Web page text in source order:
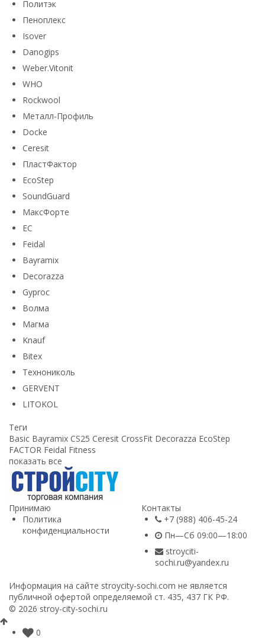
Политэк
Пеноплекс
Isover
Danogips
Weber.Vitonit
WHO
Rockwool
Металл-Профиль
Docke
Ceresit
ПластФактор
EcoStep
SoundGuard
МаксФорте
ЕС
Feidal
Bayramix
Decorazza
Gyproc
Волма
Магма
Knauf
Bitex
Технониколь
GERVENT
LITOKOL
Теги
Basic Bayramix CS25 Ceresit CrossFit Decorazza EcoStep
FACTOR Feidal Fitness
показать все
Принимаю
Политика
конфиденциальности
Контакты
+7 (988) 406-45-24
Пн—Сб 09:00—18:00
stroyciti-
sochi.ru@yandex.ru
Информация на сайте stroycity-sochi.com не является
публичной офертой определяемой ст. 435, 437 ГК РФ.
© 2026 stroy-city-sochi.ru
0